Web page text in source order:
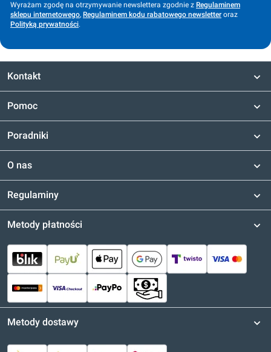
Wyrażam zgodę na otrzymywanie newslettera zgodnie z Regulaminem
sklepu internetowego, Regulaminem kodu rabatowego newsletter oraz
Polityką prywatności.
Kontakt
Pomoc
Poradniki
O nas
Regulaminy
Metody płatności
Metody dostawy